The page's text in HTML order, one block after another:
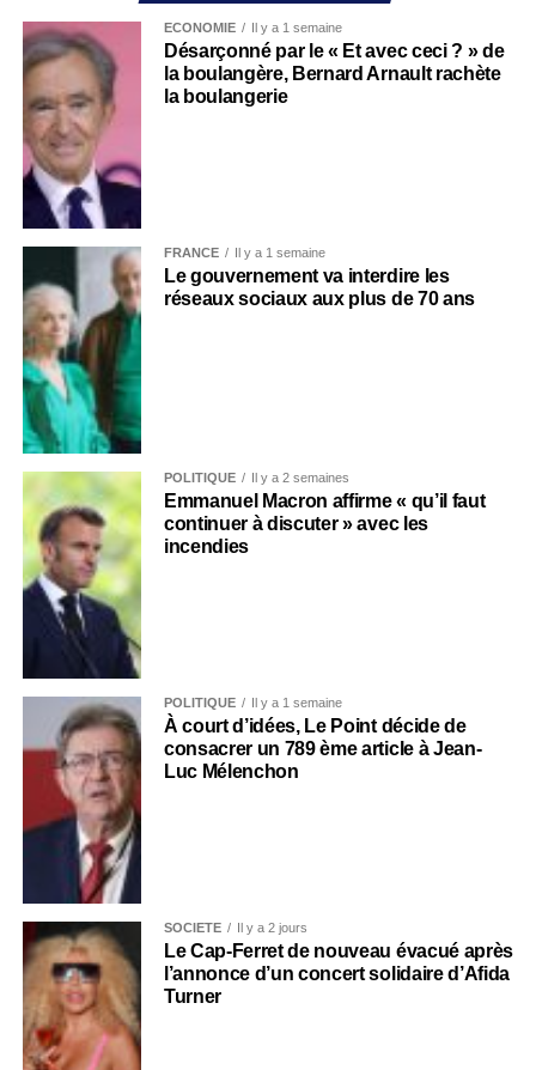
ECONOMIE Il y a 1 semaine
Désarçonné par le « Et avec ceci ? » de
la boulangère, Bernard Arnault rachète
la boulangerie
FRANCE Il y a 1 semaine
Le gouvernement va interdire les
réseaux sociaux aux plus de 70 ans
POLITIQUE Il y a 2 semaines
Emmanuel Macron affirme « qu’il faut
continuer à discuter » avec les
incendies
POLITIQUE Il y a 1 semaine
À court d’idées, Le Point décide de
consacrer un 789 ème article à Jean-
Luc Mélenchon
SOCIÉTÉ Il y a 2 jours
Le Cap-Ferret de nouveau évacué après
l’annonce d’un concert solidaire d’Afida
Turner